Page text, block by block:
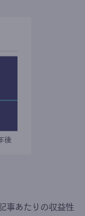
事あたりの収益性